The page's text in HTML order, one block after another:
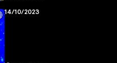
14/10/2023